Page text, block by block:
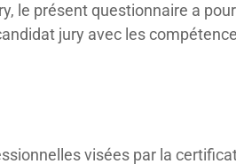
le présent questionnaire a
jury avec les
visées par la